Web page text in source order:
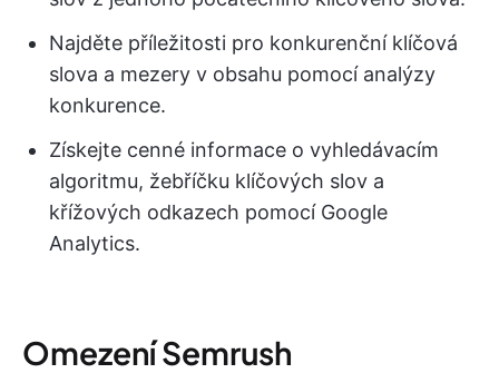
Najděte příležitosti pro konkurenční klíčová
slova a mezery v obsahu pomocí analýzy
konkurence.
Získejte cenné informace o vyhledávacím
algoritmu, žebříčku klíčových slov a
křížových odkazech pomocí Google
Analytics.
Omezení Semrush